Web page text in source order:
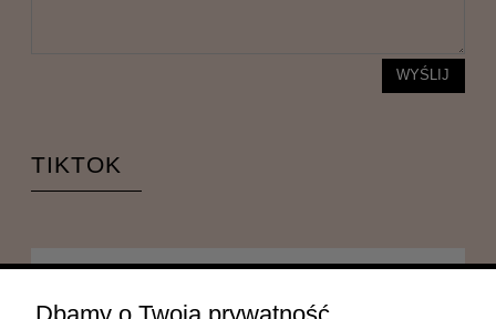
WYŚLIJ
TIKTOK